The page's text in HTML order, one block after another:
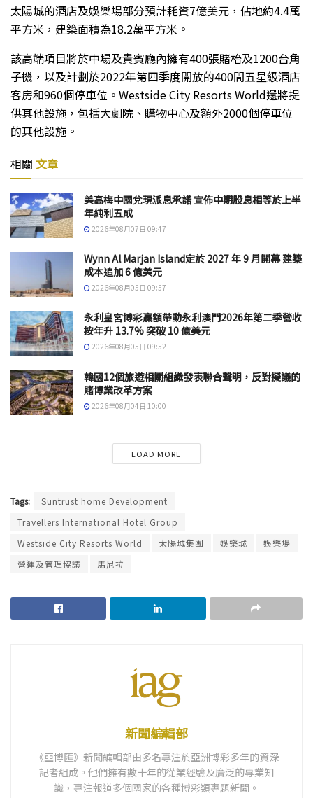
太陽城的酒店及娛樂場部分預計耗資7億美元，佔地約4.4萬
平方米，建築面積為18.2萬平方米。
該高端項目將於中場及貴賓廳內擁有400張賭枱及1200台角
子機，以及計劃於2022年第四季度開放的400間五星級酒店
客房和960個停車位。Westside City Resorts World還將提
供其他設施，包括大劇院、購物中心及額外2000個停車位
的其他設施。
相關 文章
美高梅中國兌現派息承諾 宣佈中期股息相等於上半
年純利五成
2026年08月07日 09:47
Wynn Al Marjan Island定於 2027 年 9 月開幕 建築
成本追加 6 億美元
2026年08月05日 09:57
永利皇宮博彩贏額帶動永利澳門2026年第二季營收
按年升 13.7% 突破 10 億美元
2026年08月05日 09:52
韓國12個旅遊相關組織發表聯合聲明，反對擬議的
賭博業改革方案
2026年08月04日 10:00
LOAD MORE
Tags:
Suntrust home Development
Travellers International Hotel Group
Westside City Resorts World
太陽城集團 娛樂城
娛樂場
營運及管理協議
馬尼拉
新聞編輯部
《亞博匯》新聞編輯部由多名專注於亞洲博彩多年的資深
記者組成。他們擁有數十年的從業經驗及廣泛的專業知
識，專注報道多個國家的各種博彩類專題新聞。